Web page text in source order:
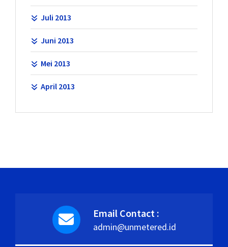
Juli 2013
Juni 2013
Mei 2013
April 2013
Email Contact :
admin@unmetered.id